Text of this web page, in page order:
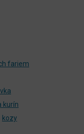
fariem
kurín
kozy